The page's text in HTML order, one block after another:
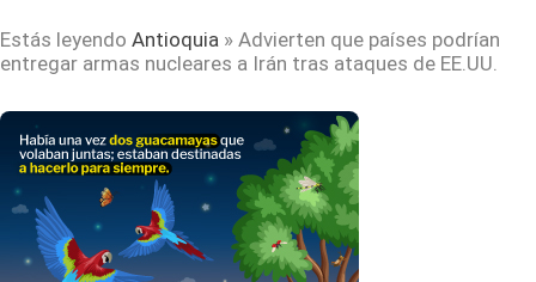
Estás leyendo Antioquia » Advierten que países podrían
entregar armas nucleares a Irán tras ataques de EE.UU.